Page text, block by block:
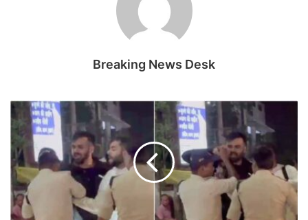
Breaking News Desk